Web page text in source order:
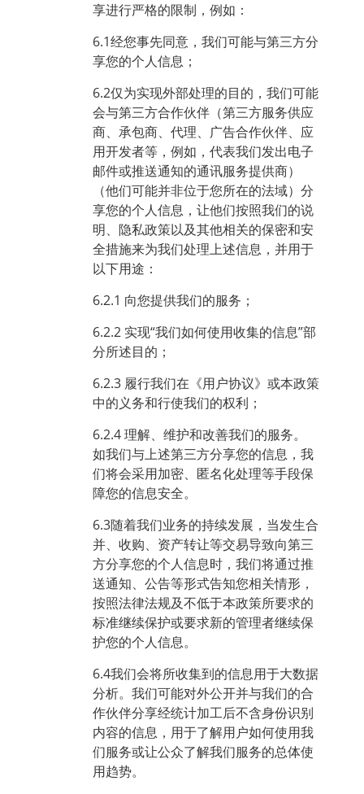
享进行严格的限制，例如：
6.1经您事先同意，我们可能与第三方分
享您的个人信息；
6.2仅为实现外部处理的目的，我们可能
会与第三方合作伙伴（第三方服务供应
商、承包商、代理、广告合作伙伴、应
用开发者等，例如，代表我们发出电子
邮件或推送通知的通讯服务提供商）
（他们可能并非位于您所在的法域）分
享您的个人信息，让他们按照我们的说
明、隐私政策以及其他相关的保密和安
全措施来为我们处理上述信息，并用于
以下用途：
6.2.1 向您提供我们的服务；
6.2.2 实现“我们如何使用收集的信息”部
分所述目的；
6.2.3 履行我们在《用户协议》或本政策
中的义务和行使我们的权利；
6.2.4 理解、维护和改善我们的服务。
如我们与上述第三方分享您的信息，我
们将会采用加密、匿名化处理等手段保
障您的信息安全。
6.3随着我们业务的持续发展，当发生合
并、收购、资产转让等交易导致向第三
方分享您的个人信息时，我们将通过推
送通知、公告等形式告知您相关情形，
按照法律法规及不低于本政策所要求的
标准继续保护或要求新的管理者继续保
护您的个人信息。
6.4我们会将所收集到的信息用于大数据
分析。我们可能对外公开并与我们的合
作伙伴分享经统计加工后不含身份识别
内容的信息，用于了解用户如何使用我
们服务或让公众了解我们服务的总体使
用趋势。